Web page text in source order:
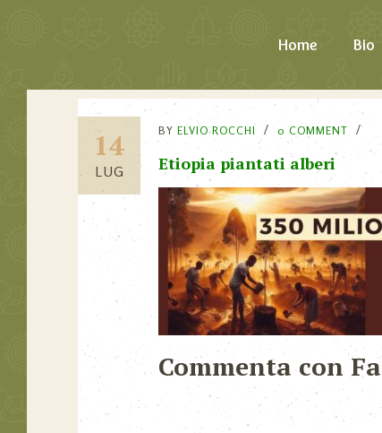
Home Bio
14
LUG
BY ELVIO ROCCHI 0 COMMENT
Etiopia piantati alberi
Commenta con